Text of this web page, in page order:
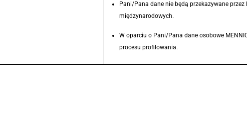
Pani/Pana dane nie będą przekazywane przez
międzynarodowych.
W oparciu o Pani/Pana dane osobowe
procesu profilowania.